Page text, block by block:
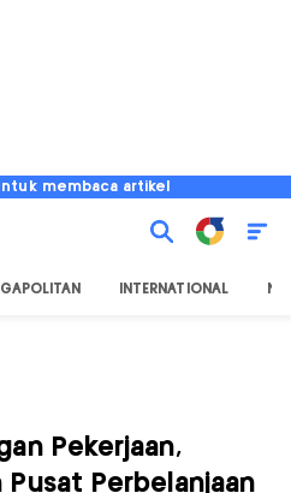
membaca artikel
INTERNATIONAL
Pekerjaan,
Pusat Perbelanjaan